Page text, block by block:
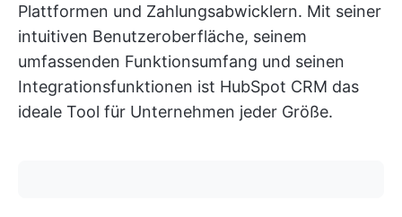
Plattformen und Zahlungsabwicklern. Mit seiner
intuitiven Benutzeroberfläche, seinem
umfassenden Funktionsumfang und seinen
Integrationsfunktionen ist HubSpot CRM das
ideale Tool für Unternehmen jeder Größe.